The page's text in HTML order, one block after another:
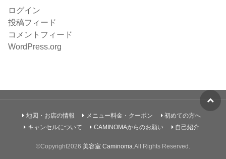
ログイン
投稿フィード
コメントフィード
WordPress.org
地図・お店の情報 メニュー料金・クーポン
初めての方へ
キャンセルについて
CAMINOMAからのお願い 自己紹介
©Copyright2026 美容室 Caminoma .All Rights Reserved.